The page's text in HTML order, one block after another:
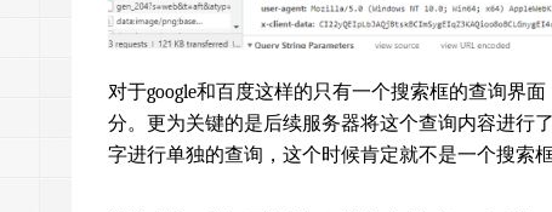
对于google和百度这样的只有一个搜索框的查询界
分。更为关键的是后续服务器将这个查询内容进行
字进行单独的查询，这个时候肯定就不是一个搜索